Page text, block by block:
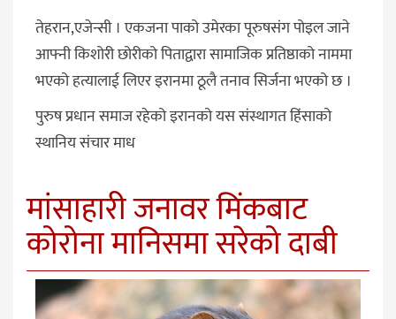
तेहरान,एजेन्सी । एकजना पाको उमेरका पूरुषसंग पोइल जाने
आफ्नी किशोरी छोरीको पिताद्वारा सामाजिक प्रतिष्ठाको नाममा
भएको हत्यालाई लिएर इरानमा ठूलै तनाव सिर्जना भएको छ ।
पुरुष प्रधान समाज रहेको इरानको यस संस्थागत हिंसाको
स्थानिय संचार माध
मांसाहारी जनावर मिंकबाट
कोरोना मानिसमा सरेको दाबी